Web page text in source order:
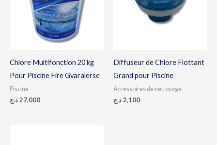
Chlore Multifonction 20 kg
Pour Piscine Fire Gvaralerse
Piscine
27,000د.ج
Diffuseur de Chlore Flottant
Grand pour Piscine
Accessoires de nettoyage
2,100د.ج